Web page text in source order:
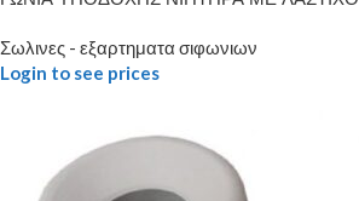
Σωλινες - εξαρτηματα σιφωνιων
Login to see prices